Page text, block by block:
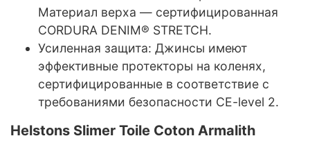
Материал верха — сертифицированная
CORDURA DENIM® STRETCH.
Усиленная защита: Джинсы имеют
эффективные протекторы на коленях,
сертифицированные в соответствие с
требованиями безопасности CE-level 2.
Helstons Slimer Toile Coton Armalith